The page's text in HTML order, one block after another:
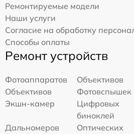
Ремонтируемые модели
Наши услуги
Согласие на обработку
Способы оплаты
Ремонт устройств
Фотоаппаратов
Объективов
Объективов
Фотовспышек
Экшн-камер
Цифровых
биноклей
Дальномеров
Оптических